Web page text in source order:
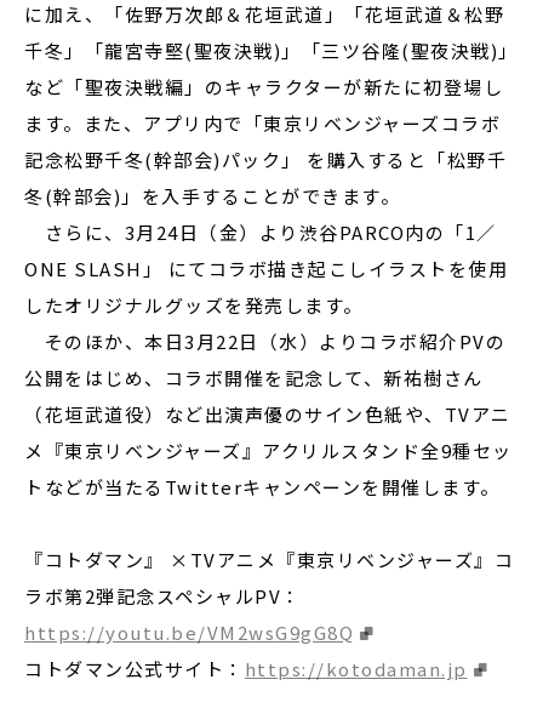
に加え、「佐野万次郎＆花垣武道」「花垣武道＆松野
千冬」「龍宮寺堅(聖夜決戦)」「三ツ谷隆(聖夜決戦)」
など「聖夜決戦編」のキャラクターが新たに初登場し
ます。また、アプリ内で「東京リベンジャーズコラボ
記念松野千冬(幹部会)パック」 を購入すると「松野千
冬(幹部会)」を入手することができます。
さらに、3月24日（金）より渋谷PARCO内の「1／
ONE SLASH」 にてコラボ描き起こしイラストを使用
したオリジナルグッズを発売します。
そのほか、本日3月22日（水）よりコラボ紹介PVの
公開をはじめ、コラボ開催を記念して、新祐樹さん
（花垣武道役）など出演声優のサイン色紙や、TVアニ
メ『東京リベンジャーズ』アクリルスタンド全9種セッ
トなどが当たるTwitterキャンペーンを開催します。
『コトダマン』 ×TVアニメ『東京リベンジャーズ』コ
ラボ第2弾記念スペシャルPV：
https://youtu.be/VM2wsG9gG8Q
コトダマン公式サイト： https://kotodaman.jp